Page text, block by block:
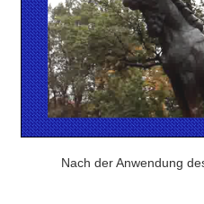
Nach der Anwendung